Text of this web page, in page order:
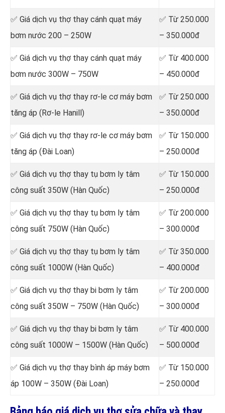
✅ Giá dịch vụ thợ thay cánh quạt máy
bơm nước 200 – 250W
✅ Từ 250.000
– 350.000đ
✅ Giá dịch vụ thợ thay cánh quạt máy
bơm nước 300W – 750W
✅ Từ 400.000
– 450.000đ
✅ Giá dịch vụ thợ thay rơ-le cơ máy bơm
tăng áp (Rơ-le Hanill)
✅ Từ 250.000
– 350.000đ
✅ Giá dịch vụ thợ thay rơ-le cơ máy bơm
tăng áp (Đài Loan)
✅ Từ 150.000
– 250.000đ
✅ Giá dịch vụ thợ thay tụ bơm ly tâm
công suất 350W (Hàn Quốc)
✅ Từ 150.000
– 250.000đ
✅ Giá dịch vụ thợ thay tụ bơm ly tâm
công suất 750W (Hàn Quốc)
✅ Từ 200.000
– 300.000đ
✅ Giá dịch vụ thợ thay tụ bơm ly tâm
công suất 1000W (Hàn Quốc)
✅ Từ 350.000
– 400.000đ
✅ Giá dịch vụ thợ thay bi bơm ly tâm
công suất 350W – 750W (Hàn Quốc)
✅ Từ 200.000
– 300.000đ
✅ Giá dịch vụ thợ thay bi bơm ly tâm
công suất 1000W – 1500W (Hàn Quốc)
✅ Từ 400.000
– 500.000đ
✅ Giá dịch vụ thợ thay bình áp máy bơm
áp 100W – 350W (Đài Loan)
✅ Từ 150.000
– 250.000đ